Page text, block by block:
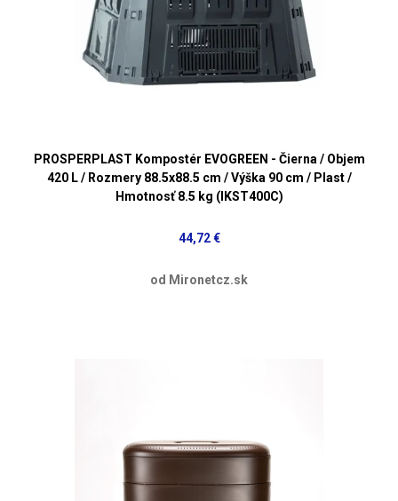
PROSPERPLAST Kompostér EVOGREEN - Čierna / Objem
420 L / Rozmery 88.5x88.5 cm / Výška 90 cm / Plast /
Hmotnosť 8.5 kg (IKST400C)
44,72 €
od Mironetcz.sk